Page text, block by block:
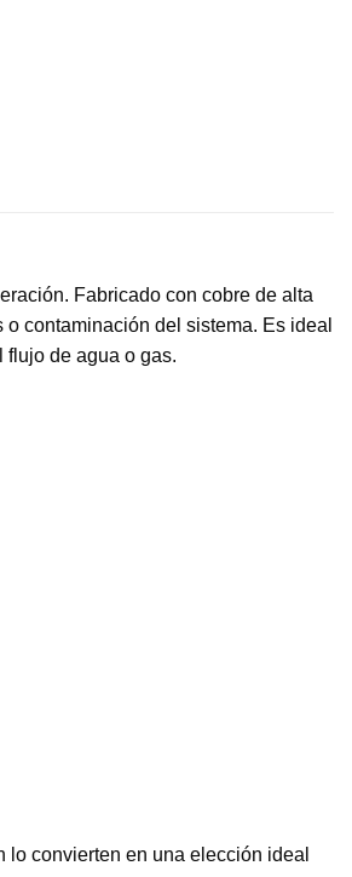
Fabricado con cobre de alta
contaminación del sistema. Es ideal
flujo de agua o gas.
convierten en una elección ideal